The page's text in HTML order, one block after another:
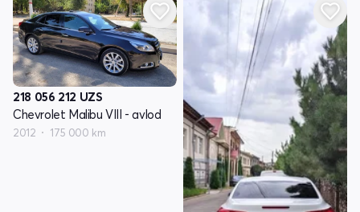
218 056 212 UZS
Chevrolet Malibu VIII - avlod
2012 175 000 km